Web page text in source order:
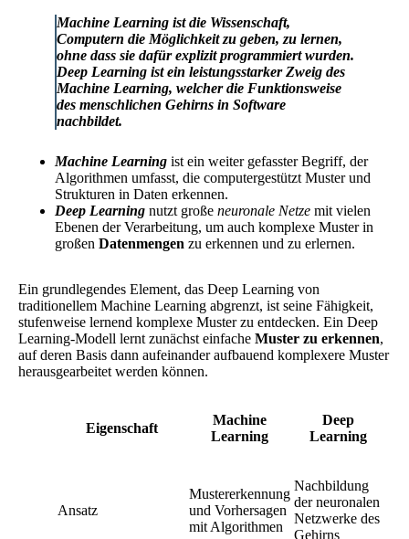
Machine Learning ist die Wissenschaft,
Computern die Möglichkeit zu geben, zu lernen,
ohne dass sie dafür explizit programmiert wurden.
Deep Learning ist ein leistungsstarker Zweig des
Machine Learning, welcher die Funktionsweise
des menschlichen Gehirns in Software
nachbildet.
Machine Learning ist ein weiter gefasster Begriff, der
Algorithmen umfasst, die computergestützt Muster und
Strukturen in Daten erkennen.
Deep Learning nutzt große neuronale Netze mit vielen
Ebenen der Verarbeitung, um auch komplexe Muster in
großen Datenmengen zu erkennen und zu erlernen.
Ein grundlegendes Element, das Deep Learning von
traditionellem Machine Learning abgrenzt, ist seine Fähigkeit,
stufenweise lernend komplexe Muster zu entdecken. Ein Deep
Learning-Modell lernt zunächst einfache Muster zu erkennen,
auf deren Basis dann aufeinander aufbauend komplexere Muster
herausgearbeitet werden können.
Eigenschaft
Machine
Learning
Deep
Learning
Ansatz
Mustererkennung
und Vorhersagen
mit Algorithmen
Nachbildung
der neuronalen
Netzwerke des
Gehirns